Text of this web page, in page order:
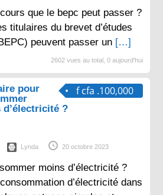
que le bepc peut passer ?
titulaires du brevet d’études
peuvent passer un […]
2602 vues au total, 0 aujourd'hui
f cfa .100,000
pour
d’électricité ?
Lynda 20 octobre 2023
moins d’électricité ?
d’électricité dans